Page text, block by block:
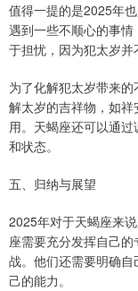
值得一提的是2025年
遇到一些不顺心的事
于担忧，因为犯太岁并
为了化解犯太岁带来
解太岁的吉祥物，如
用。天蝎座还可以通
和状态。
五、归纳与展望
2025年对于天蝎座来
座需要充分发挥自己
战。他们还需要明确
己的能力。